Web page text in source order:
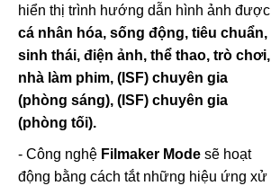
hiển thị trình hướng dẫn hình ảnh được
cá nhân hóa, sống động, tiêu chuẩn,
sinh thái, điện ảnh, thể thao, trò chơi,
nhà làm phim, (ISF) chuyên gia
(phòng sáng), (ISF) chuyên gia
(phòng tối).
- Công nghệ Filmaker Mode sẽ hoạt
động bằng cách tắt những hiệu ứng xử